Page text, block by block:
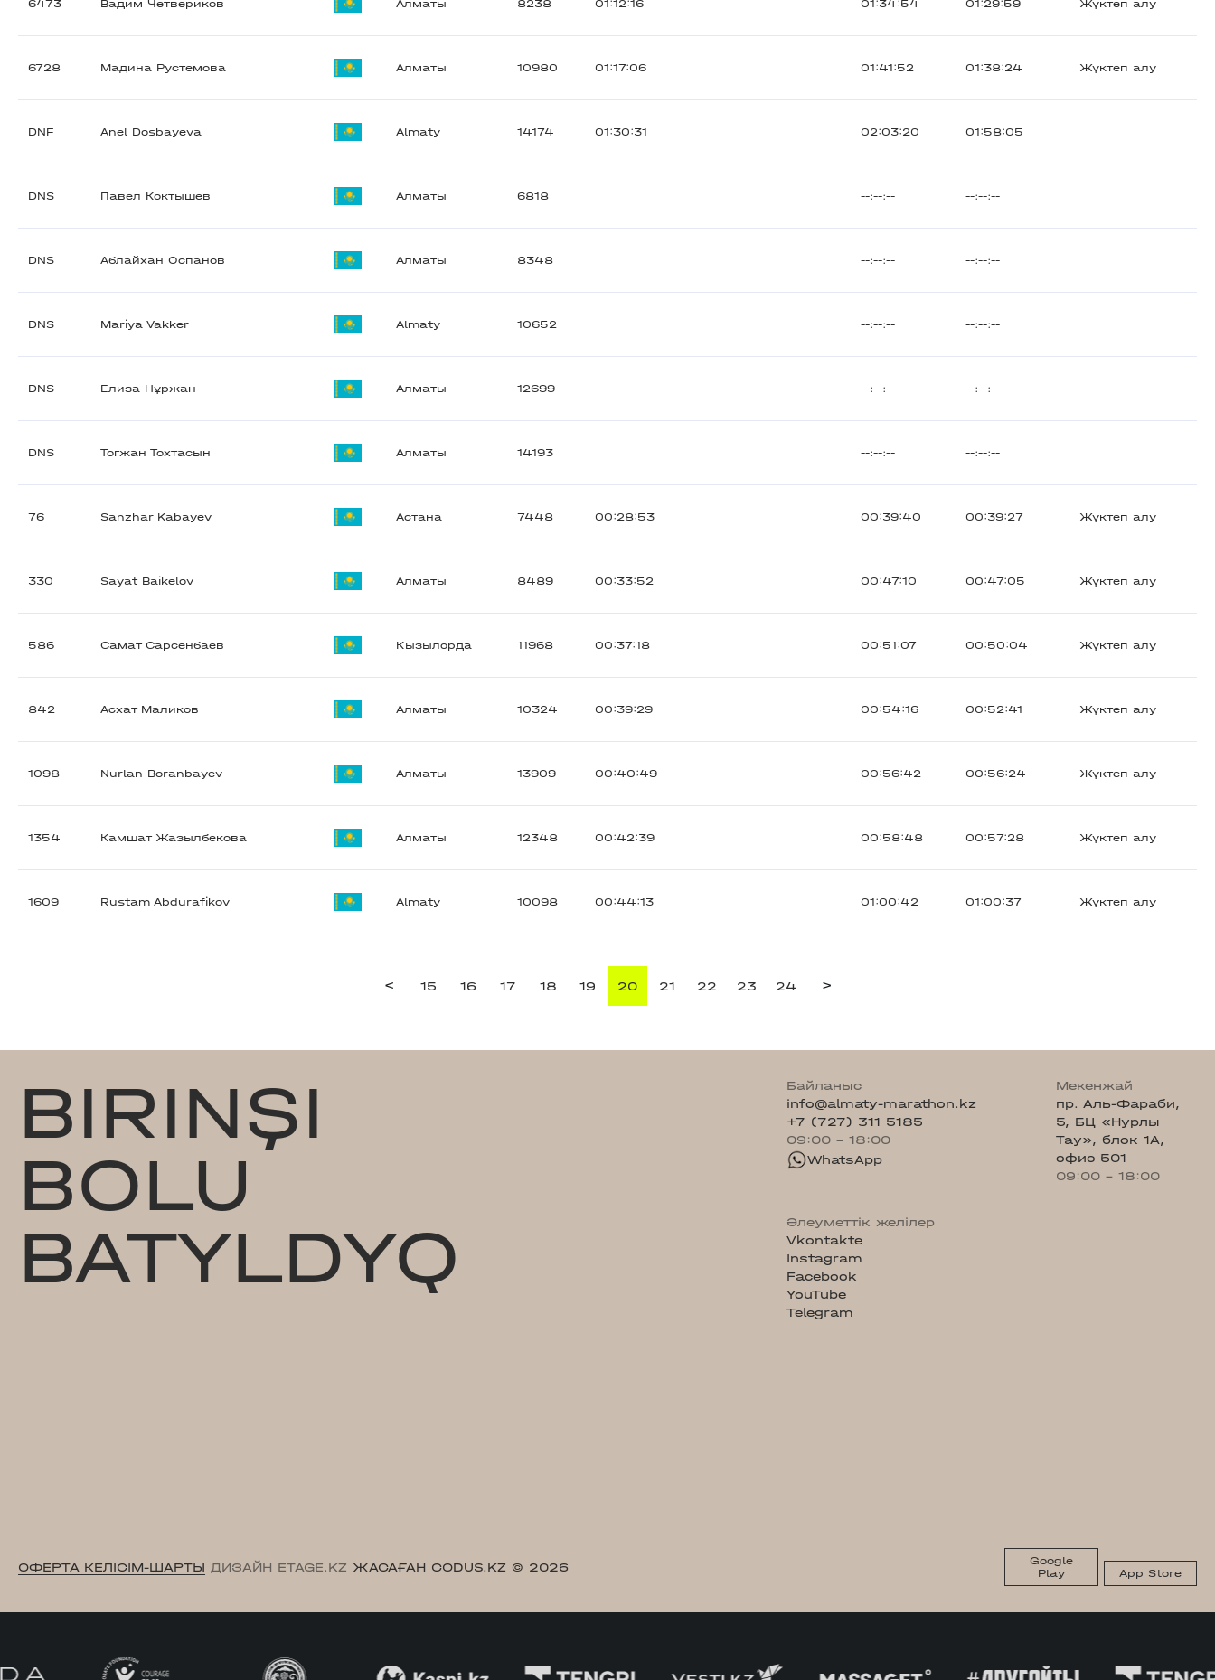
6473 Вадим Четвериков Алматы 8238 01:12:16 01:34:54 01:29:59 Жүктеп алу
6728 Мадина Рустемова Алматы 10980 01:17:06 01:41:52 01:38:24 Жүктеп алу
DNF Anel Dosbayeva Almaty 14174 01:30:31 02:03:20 01:58:05
DNS Павел Коктышев Алматы 6818 --:--:-- --:--:--
DNS Аблайхан Оспанов Алматы 8348 --:--:-- --:--:--
DNS Mariya Vakker Almaty 10652 --:--:-- --:--:--
DNS Елиза Нұржан Алматы 12699 --:--:-- --:--:--
DNS Тогжан Тохтасын Алматы 14193 --:--:-- --:--:--
76 Sanzhar Kabayev Астана 7448 00:28:53 00:39:40 00:39:27 Жүктеп алу
330 Sayat Baikelov Алматы 8489 00:33:52 00:47:10 00:47:05 Жүктеп алу
586 Самат Сарсенбаев Кызылорда 11968 00:37:18 00:51:07 00:50:04 Жүктеп алу
842 Асхат Маликов Алматы 10324 00:39:29 00:54:16 00:52:41 Жүктеп алу
1098 Nurlan Boranbayev Алматы 13909 00:40:49 00:56:42 00:56:24 Жүктеп алу
1354 Камшат Жазылбекова Алматы 12348 00:42:39 00:58:48 00:57:28 Жүктеп алу
1609 Rustam Abdurafikov Almaty 10098 00:44:13 01:00:42 01:00:37 Жүктеп алу
< 15 16 17 18 19 20 21 22 23 24 >
BIRINŞI
BOLU
BATYLDYQ
Байланыс
info@almaty-marathon.kz
+7 (727) 311 5185
09:00 - 18:00
WhatsApp
Мекенжай
пр. Аль-Фараби,
5, БЦ «Нурлы
Тау», блок 1А,
офис 501
09:00 - 18:00
Әлеуметтік желілер
Vkontakte
Instagram
Facebook
YouTube
Telegram
ОФЕРТА КЕЛІСІМ-ШАРТЫ ДИЗАЙН ETAGE.KZ ЖАСАҒАН CODUS.KZ © 2026
Google
Play
App Store